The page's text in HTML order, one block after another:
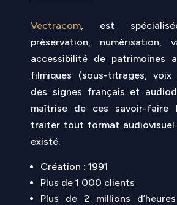
Vectracom, est
préservation, numérisation,
accessibilité de patrimoines
filmiques (sous-titrages,
des signes français et
maîtrise de ces savoir-faire
traiter tout format
existé.
Création : 1991
Plus de 1 000 clients
Plus de 2 millions